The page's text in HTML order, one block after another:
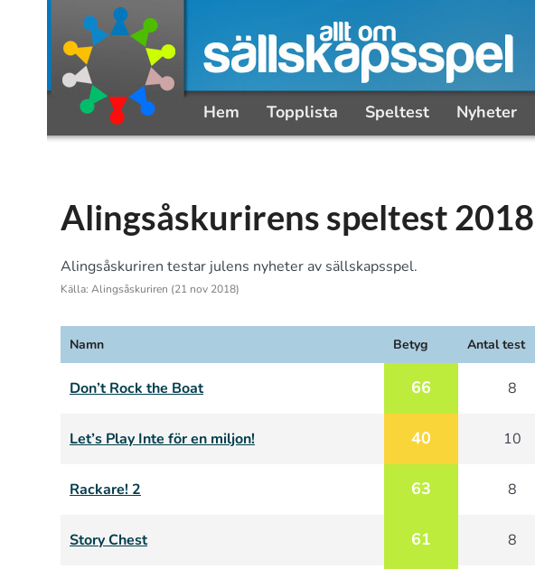
Hem Topplista Speltest Nyheter
Alingsåskurirens speltest 2018
Alingsåskuriren testar julens nyheter av sällskapsspel.
Källa: Alingsåskuriren (21 nov 2018)
Namn Betyg Antal test
Don’t Rock the Boat 66 8
Let’s Play Inte för en miljon! 40 10
Rackare! 2 63 8
Story Chest 61 8